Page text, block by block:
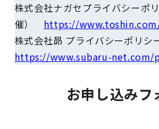
株式会社ナガセプライバシーポ
催） https://
株式会社昴 プライバシーポリシ
https://www.subaru-net.com/
お申し込みフ